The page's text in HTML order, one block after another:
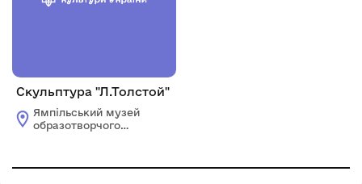
Скульптура "Л.Толстой"
Ямпільський музей
образотворчого